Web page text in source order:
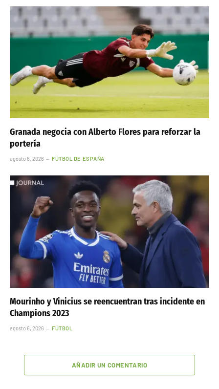
Granada negocia con Alberto Flores para reforzar la
portería
agosto 6, 2026 FÚTBOL DE ESPAÑA
Mourinho y Vinicius se reencuentran tras incidente en
Champions 2023
agosto 6, 2026 FÚTBOL
AÑADIR UN COMENTARIO